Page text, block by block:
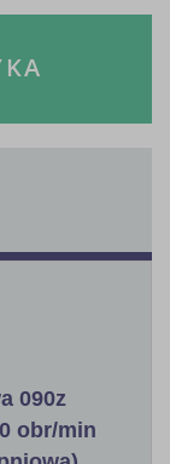
090z
obr/min